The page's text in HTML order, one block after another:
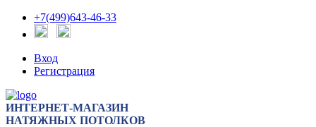
+7(499)643-46-33
Вход
Регистрация
ИНТЕРНЕТ-МАГАЗИН
НАТЯЖНЫХ ПОТОЛКОВ